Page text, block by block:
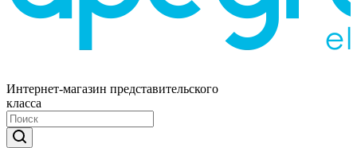
Интернет-магазин представительского
класса